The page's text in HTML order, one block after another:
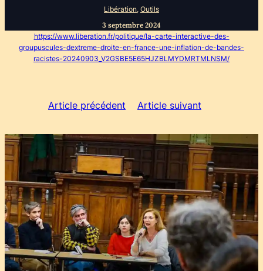
Libération, Outils
3 septembre 2024
https://www.liberation.fr/politique/la-carte-interactive-des-
groupuscules-dextreme-droite-en-france-une-inflation-de-bandes-
racistes-20240903_V2GSBE5E65HJZBLMYDMRTMLNSM/
Article précédent Article suivant